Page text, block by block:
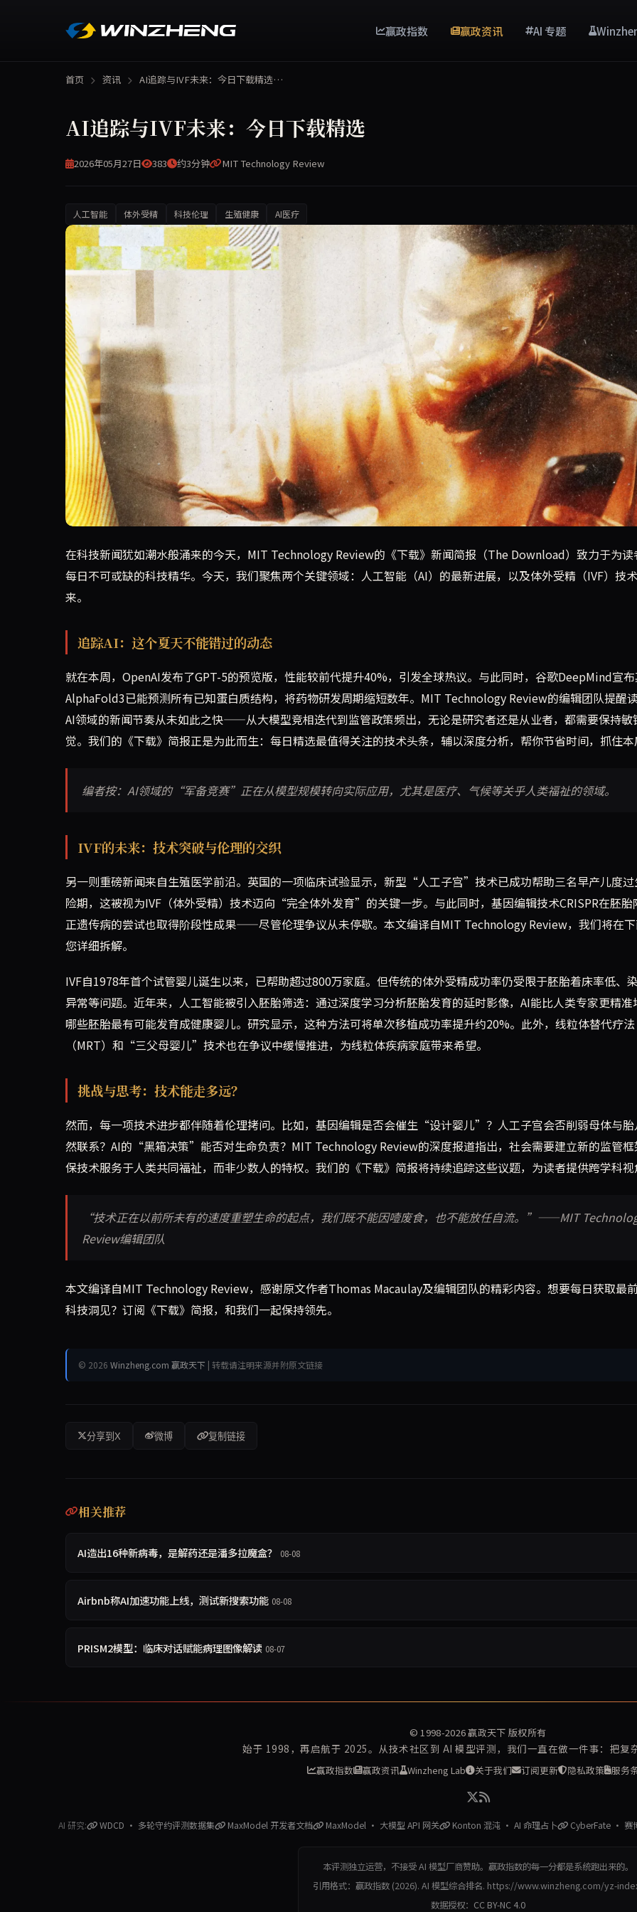
赢政指数 赢政资讯 AI 专题
首页 资讯 AI追踪与IVF未来：今日下载精选…
AI追踪与IVF未来：今日下载精选
2026年05月27日 383 约3分钟 MIT Technology Review
人工智能 体外受精 科技伦理 生殖健康 AI医疗
本文来自MIT Technology Review的《下载》新闻简报，带你快速了解AI领域夏季动态，同时深入探讨体外受精
在科技新闻犹如潮水般涌来的今天，MIT Technology Review的《下载》新闻简报（The Download）致力于为读
每日不可或缺的科技精华。今天，我们聚焦两个关键领域：人工智能（AI）的最新进展，以及体外受精（IVF）技
来。
追踪AI：这个夏天不能错过的动态
就在本周，OpenAI发布了GPT-5的预览版，性能较前代提升40%，引发全球热议。与此同时，谷歌DeepMind宣
AlphaFold3已能预测所有已知蛋白质结构，将药物研发周期缩短数年。MIT Technology Review的编辑团队提醒
AI领域的新闻节奏从未如此之快——从大模型竞相迭代到监管政策频出，无论是研究者还是从业者，都需要保持敏
觉。我们的《下载》简报正是为此而生：每日精选最值得关注的技术头条，辅以深度分析，帮你节省时间，抓住
编者按：AI领域的“军备竞赛”正在从模型规模转向实际应用，尤其是医疗、气候等关乎人类福祉的领域。
IVF的未来：技术突破与伦理的交织
另一则重磅新闻来自生殖医学前沿。英国的一项临床试验显示，新型“人工子宫”技术已成功帮助三名早产儿度
险期，这被视为IVF（体外受精）技术迈向“完全体外发育”的关键一步。与此同时，基因编辑技术CRISPR在胚胎
正遗传病的尝试也取得阶段性成果——尽管伦理争议从未停歇。本文编译自MIT Technology Review，我们将在
您详细拆解。
IVF自1978年首个试管婴儿诞生以来，已帮助超过800万家庭。但传统的体外受精成功率仍受限于胚胎着床率低、
异常等问题。近年来，人工智能被引入胚胎筛选：通过深度学习分析胚胎发育的延时影像，AI能比人类专家更精准
哪些胚胎最有可能发育成健康婴儿。研究显示，这种方法可将单次移植成功率提升约20%。此外，线粒体替代疗法
（MRT）和“三父母婴儿”技术也在争议中缓慢推进，为线粒体疾病家庭带来希望。
挑战与思考：技术能走多远？
然而，每一项技术进步都伴随着伦理拷问。比如，基因编辑是否会催生“设计婴儿”？人工子宫会否削弱母体与
然联系？AI的“黑箱决策”能否对生命负责？MIT Technology Review的深度报道指出，社会需要建立新的监管框
保技术服务于人类共同福祉，而非少数人的特权。我们的《下载》简报将持续追踪这些议题，为读者提供跨学科
“技术正在以前所未有的速度重塑生命的起点，我们既不能因噎废食，也不能放任自流。”——MIT
Review编辑团队
本文编译自MIT Technology Review，感谢原文作者Thomas Macaulay及编辑团队的精彩内容。想要每日获取最
科技洞见？订阅《下载》简报，和我们一起保持领先。
© 2026 Winzheng.com 赢政天下 | 转载请注明来源并附原文链接
分享到X 微博 复制链接
相关推荐
AI造出16种新病毒，是解药还是潘多拉魔盒？ 08-08
Airbnb称AI加速功能上线，测试新搜索功能 08-08
PRISM2模型：临床对话赋能病理图像解读 08-07
© 1998-2026赢政天下 版权所有
始于 1998，再启航于 2025。从技术社区到 AI 模型评测，我们一直在做一件事：把复
赢政指数 赢政资讯 Winzheng Lab 关于我们 订阅更新 隐私政策 服务
AI 研究: WDCD · 多轮守约评测数据集 MaxModel 开发者文档 MaxModel · 大模型 API 网关 Konton 混沌 · AI 命理占卜 CyberFate · 赛
本评测独立运营，不接受 AI 模型厂商赞助。赢政指数的每一分都是系统跑出来的。
引用格式：赢政指数 (2026). AI 模型综合排名. https://www.winzheng.com/yz-
数据授权： CC BY-NC 4.0